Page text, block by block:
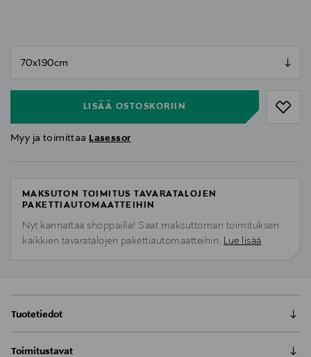
LISÄÄ OSTOSKORIIN
Myy ja toimittaa Lasessor
MAKSUTON TOIMITUS TAVARATALOJEN
PAKETTIAUTOMAATTEIHIN
Nyt kannattaa shoppailla! Saat maksuttoman toimituksen
kaikkien tavaratalojen pakettiautomaatteihin. Lue lisää
Tuotetiedot
materiaalina on käytetty 100% villaa, huivi ei pistele
Toimitustavat